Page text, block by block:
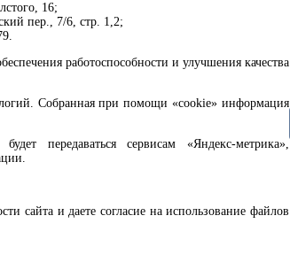
16;
пер., 7/6, стр. 1,2;
работоспособности и улучшения качества
Собранная при помощи «cookie» информация
передаваться сервисам «Яндекс-метрика»,
сайта и даете согласие на использование файлов